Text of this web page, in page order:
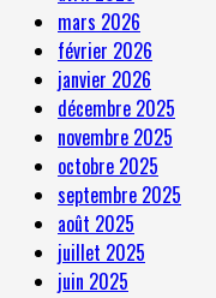
mars 2026
février 2026
janvier 2026
décembre 2025
novembre 2025
octobre 2025
septembre 2025
août 2025
juillet 2025
juin 2025